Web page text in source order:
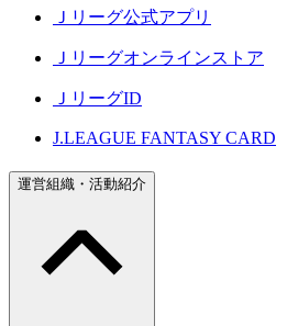
Ｊリーグ公式アプリ
Ｊリーグオンラインストア
ＪリーグID
J.LEAGUE FANTASY CARD
運営組織・活動紹介